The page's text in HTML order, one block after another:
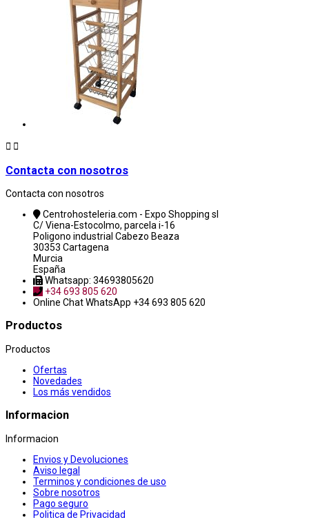
 
Contacta con nosotros
Contacta con nosotros
Centrohosteleria.com - Expo Shopping sl
C/ Viena-Estocolmo, parcela i-16
Poligono industrial Cabezo Beaza
30353 Cartagena
Murcia
España
Whatsapp: 34693805620
+34 693 805 620
Online ChatWhatsApp +34 693 805 620
Productos
Productos
Ofertas
Novedades
Los más vendidos
Informacion
Informacion
Envios y Devoluciones
Aviso legal
Terminos y condiciones de uso
Sobre nosotros
Pago seguro
Politica de Privacidad